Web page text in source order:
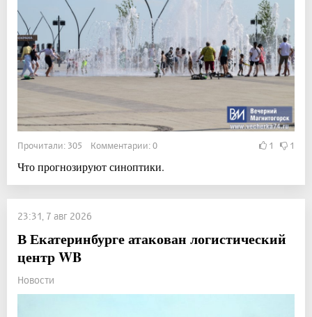
Прочитали: 305 Комментарии: 0 1 1
Что прогнозируют синоптики.
23:31, 7 авг 2026
В Екатеринбурге атакован логистический
центр WB
Новости